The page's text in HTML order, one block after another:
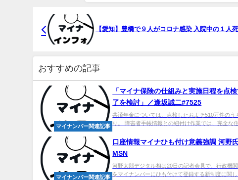
【愛知】豊橋で９人がコロナ感染 入院中の１人
おすすめの記事
マイナンバー関連記事
「マイナ保険の仕組みと実施日程を点
了を検討」／逢坂誠二#7525
共済年金については、点検したおよそ510万件の
り。 障害者手帳情報との紐付け作業では、完全な
マイナンバー関連記事
口座情報マイナひも付け意義強調 河野
MSN
河野太郎デジタル相は20日の記者会見で、行政機
をマイナンバーにひも付けて登録する新制度に関し